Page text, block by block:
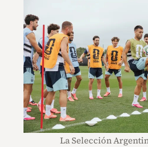
La Selección